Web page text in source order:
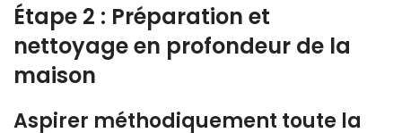
Étape 2 : Préparation et
nettoyage en profondeur de la
maison
Aspirer méthodiquement toute la